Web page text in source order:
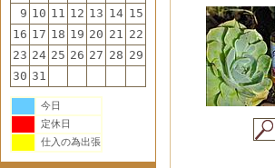
9 10 11 12 13 14 15
16 17 18 19 20 21 22
23 24 25 26 27 28 29
30 31
今日
定休日
仕入の為出張